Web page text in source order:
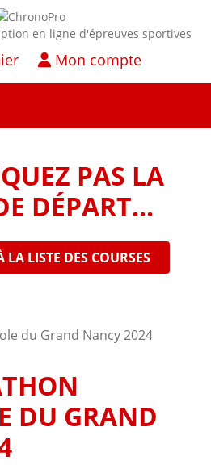
en ligne d'épreuves sportives
Mon compte
PAS LA
DÉPART...
LA LISTE DES COURSES
DU GRAND